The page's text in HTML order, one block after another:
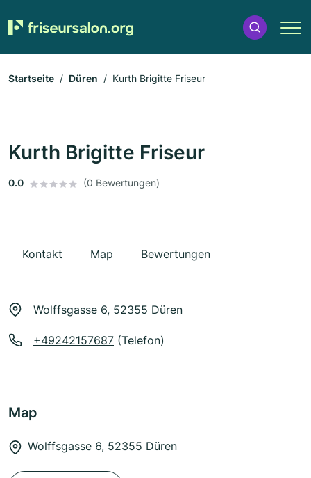
Startseite Düren Kurth Brigitte Friseur
Kurth Brigitte Friseur
0.0 (0 Bewertungen)
Kontakt Map Bewertungen
Wolffsgasse 6, 52355 Düren
+49242157687 (Telefon)
Map
Wolffsgasse 6, 52355 Düren